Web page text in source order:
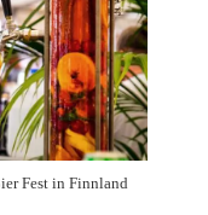
Fest in Finnland